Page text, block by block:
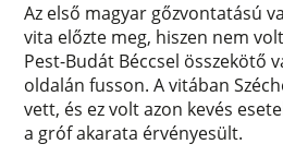
Az első magyar gőzvontatású
vita előzte meg, hiszen nem
Pest-Budát Béccsel összekötő
oldalán fusson. A vitában
vett, és ez volt azon kevés
a gróf akarata érvényesült.